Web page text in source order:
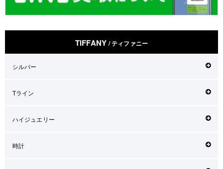
TIFFANY / ティファニー
シルバー
Tライン
ハイジュエリー
時計